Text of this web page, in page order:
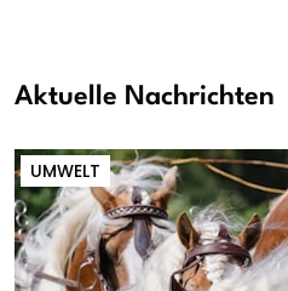
Aktuelle Nachrichten
UMWELT